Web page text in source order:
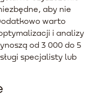
aby nie
warto
i analizy
od 3 000 do 5
specjalisty lub